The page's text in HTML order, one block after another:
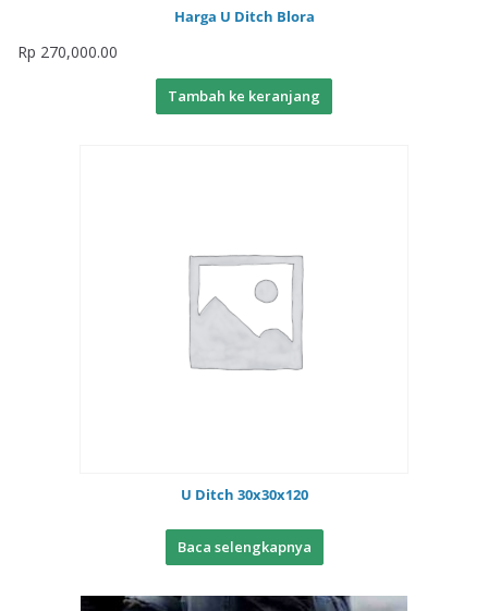
Harga U Ditch Blora
Rp 270,000.00
Tambah ke keranjang
U Ditch 30x30x120
Baca selengkapnya